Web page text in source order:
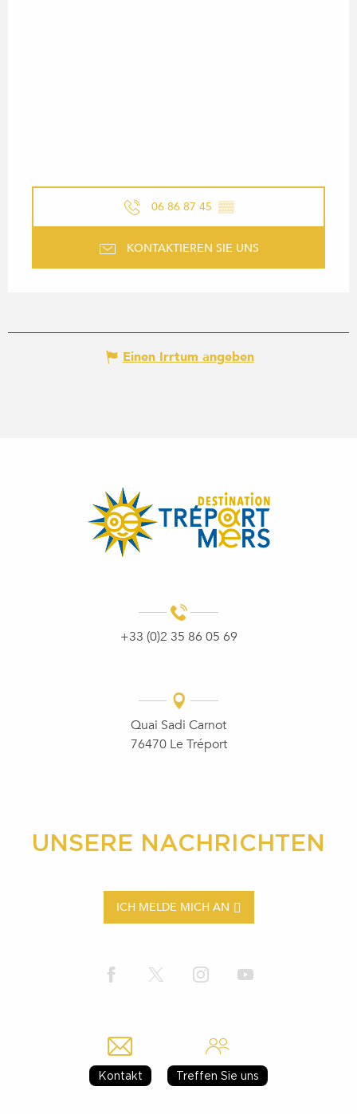
06 86 87 45 ▒▒
KONTAKTIEREN SIE UNS
Einen Irrtum angeben
+33 (0)2 35 86 05 69
Quai Sadi Carnot
76470 Le Tréport
UNSERE NACHRICHTEN
ICH MELDE MICH AN
Kontakt Treffen Sie uns